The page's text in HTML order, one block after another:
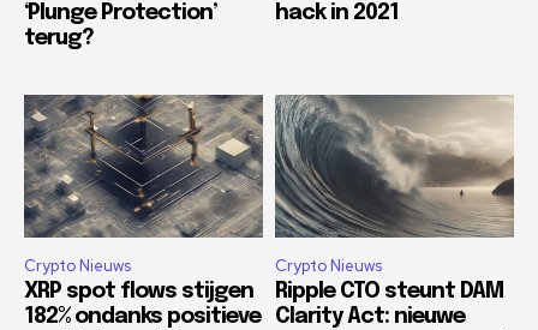
‘Plunge Protection’
terug?
hack in 2021
Crypto Nieuws
XRP spot flows stijgen
182% ondanks positieve
Crypto Nieuws
Ripple CTO steunt DAM
Clarity Act: nieuwe